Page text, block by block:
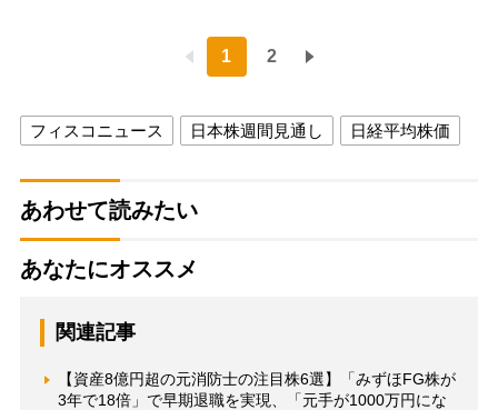
1 2
フィスコニュース 日本株週間見通し 日経平均株価
あわせて読みたい
あなたにオススメ
関連記事
【資産8億円超の元消防士の注目株6選】「みずほFG株が
3年で18倍」で早期退職を実現、「元手が1000万円にな